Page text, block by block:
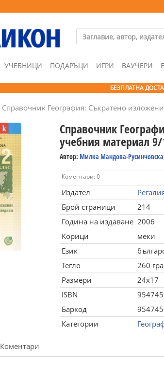
УЧЕБНИЦИ ПОДАРЪЦИ ИГРИ ВАУЧЕРИ
БЕЗПЛАТНА
Справочник География: Съкратено
Справочник
учебния материал 9/
Автор: Милка Мандова-
Коментари: 0
Издател
Брой страници
214
Година на издаване 2006
Корици
меки
Език
Тегло
260
Размери
24x17
ISBN
Баркод
Категории
Коментари